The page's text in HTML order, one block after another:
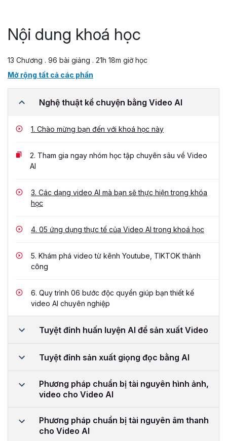
Nội dung khoá học
13 Chương . 96 bài giảng . 21h 18m giờ học
Mở rộng tất cả các phần
Nghệ thuật kể chuyện bằng Video AI
1. Chào mừng bạn đến với khoá học này
2. Tham gia ngay nhóm học tập chuyên sâu về Video
AI
3. Các dạng video AI mà bạn sẽ thực hiện trong khóa
học
4. 05 ứng dụng thực tế của Video AI trong khoá học
5. Khám phá video từ kênh Youtube, TIKTOK thành
công
6. Quy trình 06 bước độc quyền giúp bạn thiết kế
video AI chuyên nghiệp
Tuyệt đỉnh huấn luyện AI để sản xuất Video
Tuyệt đỉnh sản xuất giọng đọc bằng AI
Phương pháp chuẩn bị tài nguyên hình ảnh,
video cho Video AI
Phương pháp chuẩn bị tài nguyên âm thanh
cho Video AI